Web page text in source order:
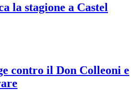
la stagione a Castel
contro il Don Colleoni e